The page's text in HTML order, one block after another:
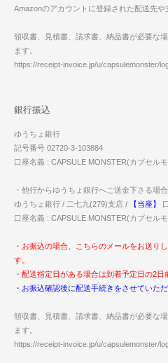
Amazonのアカウントに登録された配送先や
領収書、見積書、請求書、納品書が必要な
ます。
https://receipt-invoice.jp/u/capsulemonster/
銀行振込
ゆうちょ銀行
記号番号 02720-3-103884
口座名義 : CAPSULE MONSTER(カプセル
・他行からゆうちょ銀行へご送金下さる場合
ゆうちょ銀行 / 二七九(279)支店 /
【当座】
口座名義 : CAPSULE MONSTER(カプセル
・お振込の場合、こちらのメールをお送り
す。
・配送指定日がある場合は到着予定日の2日
・お振込確認後に配送手続きをさせていただ
領収書、見積書、請求書、納品書が必要な
ます。
https://receipt-invoice.jp/u/capsulemonster/